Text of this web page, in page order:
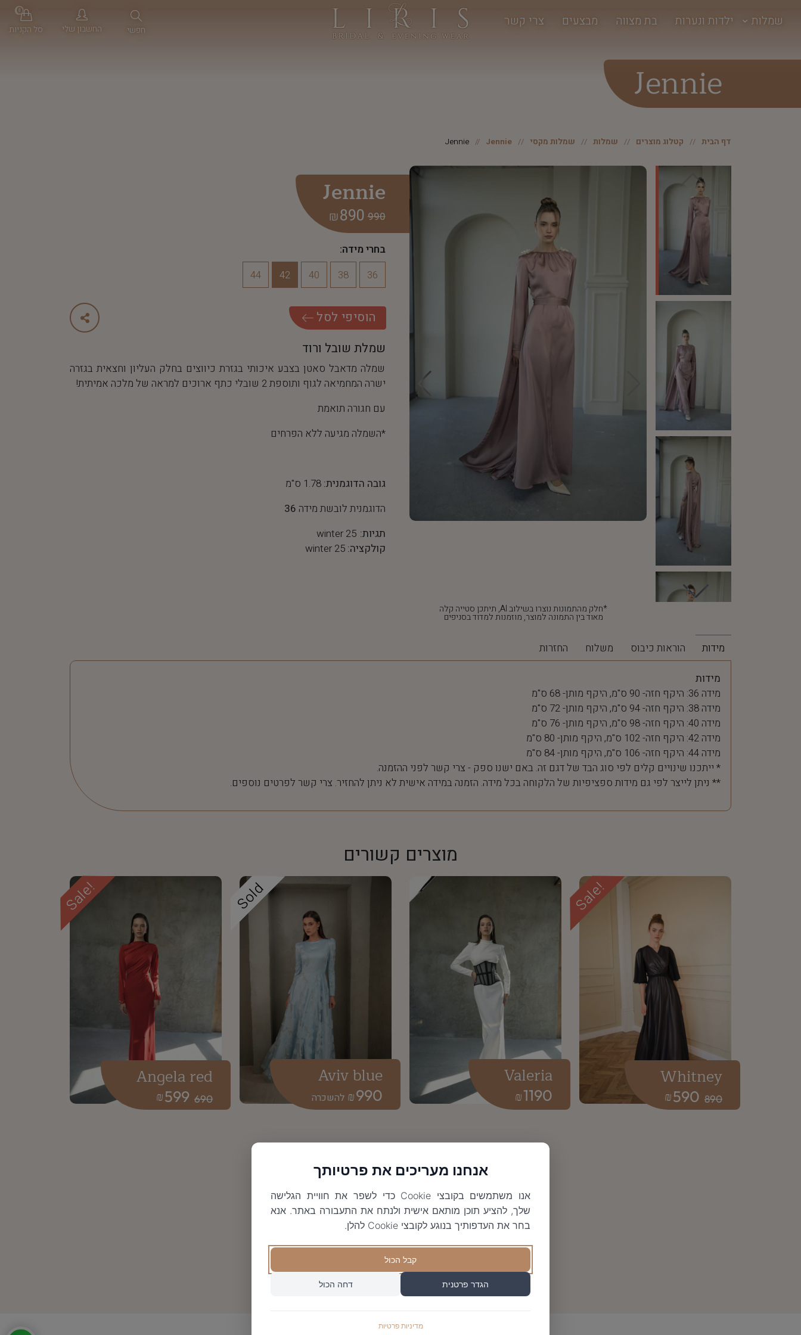
שמלות ילדות ונערות בת מצווה מבצעים צרי קשר
חפשי החשבון שלי סל הקניות
0
Jennie
דף הבית קטלוג מוצרים שמלות שמלות מקסי Jennie
Jennie
*חלק מהתמונות נוצרו בשילוב AI, תיתכן סטייה קלה
מאוד בין התמונה למוצר, מוזמנות למדוד בסניפים
Jennie
990
890
₪
בחרי מידה:
36
38
40
42
44
הוסיפי לסל
שמלת שובל ורוד
שמלה מדאבל סאטן בצבע איכותי בגזרת כיווצים בחלק העליון וחצאית בגזרה
ישרה המחמיאה לגוף ותוספת 2 שובלי כתף ארוכים למראה של מלכה אמיתית!
עם חגורה תואמת
*השמלה מגיעה ללא הפרחים
גובה הדוגמנית:1.78 ס"מ
הדוגמנית לובשת מידה 36
תגיות: winter 25
קולקציה:winter 25
מידות הוראות כיבוס משלוח החזרות
מידות
מידה 36: היקף חזה- 90 ס"מ, היקף מותן- 68 ס"מ
מידה 38: היקף חזה- 94 ס"מ, היקף מותן- 72 ס"מ
מידה 40: היקף חזה- 98 ס"מ, היקף מותן- 76 ס"מ
מידה 42: היקף חזה- 102 ס"מ, היקף מותן- 80 ס"מ
מידה 44: היקף חזה- 106 ס"מ, היקף מותן- 84 ס"מ
* ייתכנו שינויים קלים לפי סוג הבד של דגם זה. באם ישנו ספק - צרי קשר לפני ההזמנה.
** ניתן לייצר לפי גם מידות ספציפיות של הלקוחה בכל מידה. הזמנה במידה אישית לא ניתן להחזיר. צרי קשר לפרטים נוספים.
מוצרים קשורים
Sale!
890
590
₪
Whitney
1190
₪
Valeria
Sold
990
₪
Aviv blue
Sale!
690
599
₪
Angela red
אנחנו מעריכים את פרטיותך
אנו משתמשים בקובצי Cookie כדי לשפר את חוויית הגלישה
שלך, להציע תוכן מותאם אישית ולנתח את התעבורה באתר. אנא
בחר את העדפותיך בנוגע לקובצי Cookie להלן.
קבל הכול
הגדר פרטנית דחה הכול
מדיניות פרטיות